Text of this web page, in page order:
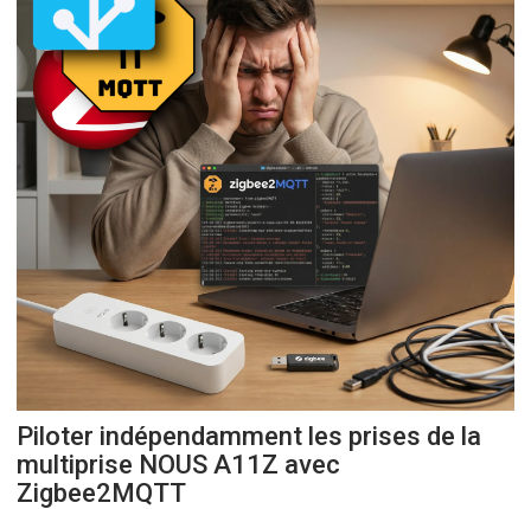
Piloter indépendamment les prises de la
multiprise NOUS A11Z avec
Zigbee2MQTT